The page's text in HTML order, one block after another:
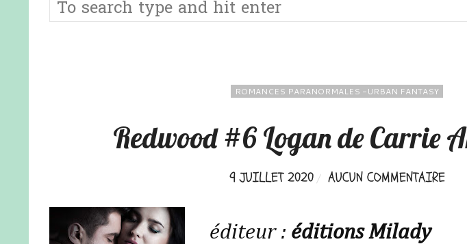
ROMANCES PARANORMALES -URBAN FANTASY
Redwood #6 Logan de Carrie
9 JUILLET 2020 AUCUN COMMENTAIRE
éditeur : éditions Milady